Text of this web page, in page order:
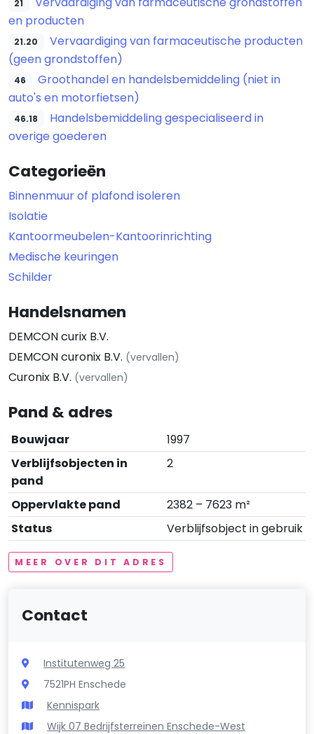
21
en producten
21.20
Vervaardiging van farmaceutische producten
(geen grondstoffen)
46
Groothandel en handelsbemiddeling (niet in
auto's en motorfietsen)
46.18
Handelsbemiddeling gespecialiseerd in
overige goederen
Categorieën
Binnenmuur of plafond isoleren
Isolatie
Kantoormeubelen-Kantoorinrichting
Medische keuringen
Schilder
Handelsnamen
DEMCON curix B.V.
DEMCON curonix B.V. (vervallen)
Curonix B.V. (vervallen)
Pand & adres
Bouwjaar
1997
Verblijfsobjecten in
pand
2
Oppervlakte pand
2382 – 7623 m²
Status
Verblijfsobject in gebruik
MEER OVER DIT ADRES
Contact
Institutenweg 25
7521PH Enschede
Kennispark
Wijk 07 Bedrijfsterreinen Enschede-West